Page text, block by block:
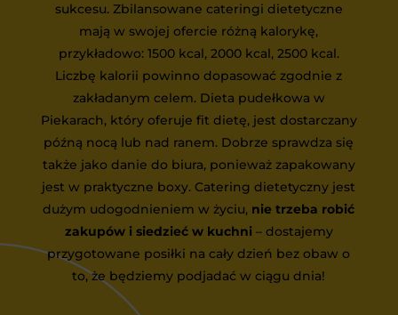
sukcesu. Zbilansowane cateringi dietetyczne
mają w swojej ofercie różną kalorykę,
przykładowo: 1500 kcal, 2000 kcal, 2500 kcal.
Liczbę kalorii powinno dopasować zgodnie z
zakładanym celem. Dieta pudełkowa w
Piekarach, który oferuje fit dietę, jest dostarczany
późną nocą lub nad ranem. Dobrze sprawdza się
także jako danie do biura, ponieważ zapakowany
jest w praktyczne boxy. Catering dietetyczny jest
dużym udogodnieniem w życiu, nie trzeba robić
zakupów i siedzieć w kuchni– dostajemy
przygotowane posiłki na cały dzień bez obaw o
to, że będziemy podjadać w ciągu dnia!